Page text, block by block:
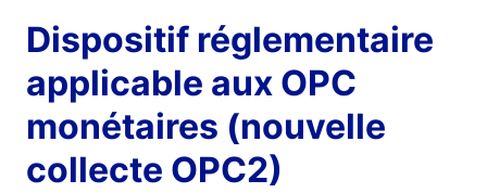
Dispositif réglementaire
applicable aux OPC
monétaires (nouvelle
collecte OPC2)